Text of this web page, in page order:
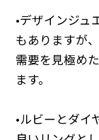
•デザインジュ
もありますが
需要を見極め
ます。
•ルビーとダイ